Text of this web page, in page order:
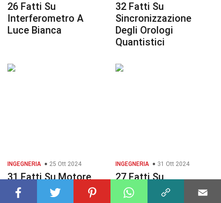
26 Fatti Su
Interferometro A
Luce Bianca
32 Fatti Su
Sincronizzazione
Degli Orologi
Quantistici
INGEGNERIA 25 Ott 2024
31 Fatti Su Motore
Passo-passo
INGEGNERIA 31 Ott 2024
27 Fatti Su
Lavorazione Per